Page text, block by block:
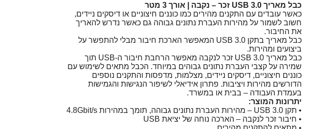
כבל מאריך USB 3.0 זכר – נקבה | אורך 3 מטר
כאשר עובדים עם התקנים מהירים כמו כוננים חיצוניים או דיסקים ניידים,
חשוב לשמור על מהירות העברת נתונים גבוהה גם כאשר נדרש להאריך
את החיבור.
כבל מאריך בתקן USB 3.0 המאפשר הארכת חיבור מבלי להתפשר על
ביצועים ומהירות.
כבל מאריך USB 3.0 זכר לנקבה מאפשר הרחבת חיבור ה-USB תוך
שמירה על קצבי העברת נתונים גבוהים במיוחד. הכבל מתאים לשימוש עם
כוננים חיצוניים, דיסקים ניידים, מצלמות, מדפסות והתקנים נוספים
הדורשים מהירות ויציבות. פתרון אידיאלי לשיפור הנגישות והגמישות
בעמדת העבודה – בבית או במשרד.
יתרונות המוצר:
• תקן USB 3.0 – מהירות העברת נתונים גבוהה, תומך במהירות 4.8Gbit/s
• חיבור זכר לנקבה – הארכה נוחה של יציאת USB